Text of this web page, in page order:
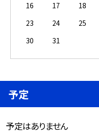
16
17 18
23
24 25
30
31
予定
予定はありません